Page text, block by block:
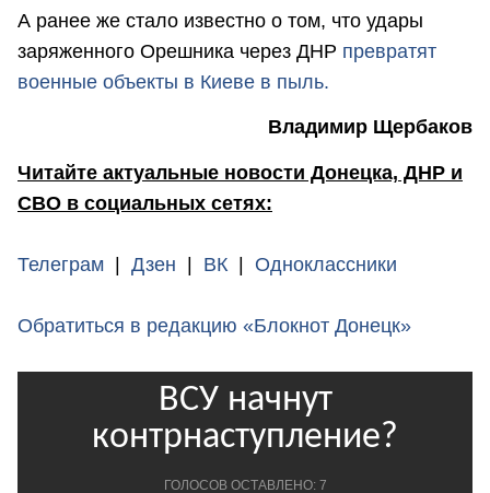
А ранее же стало известно о том, что удары
заряженного Орешника через ДНР превратят
военные объекты в Киеве в пыль.
Владимир Щербаков
Читайте актуальные новости Донецка, ДНР и
СВО в социальных сетях:
Телеграм | Дзен | ВК | Одноклассники
Обратиться в редакцию «Блокнот Донецк»